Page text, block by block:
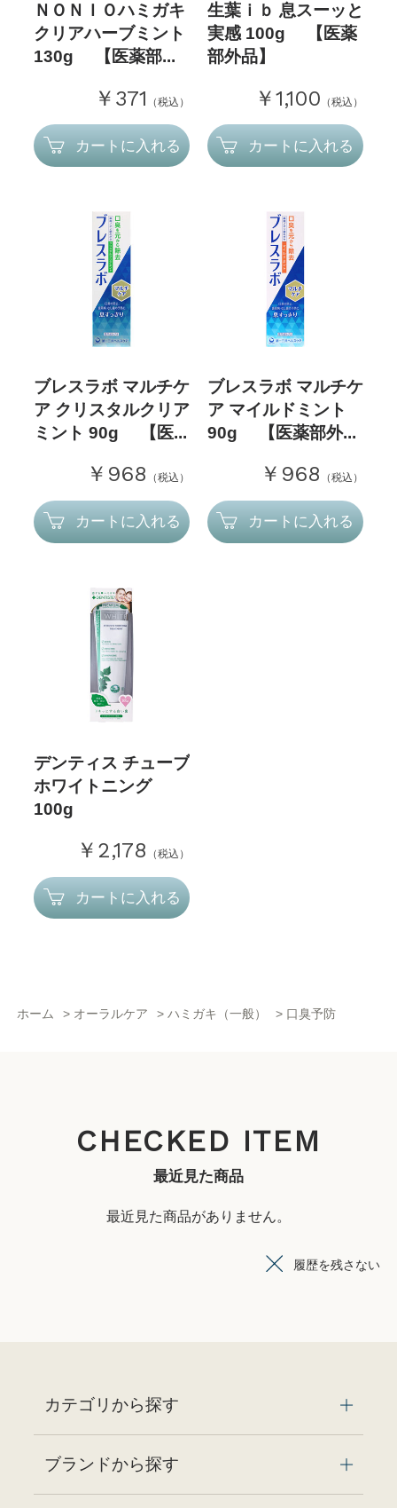
ＮＯＮＩＯハミガキ
クリアハーブミント
130g 【医薬部...
￥371 （税込）
カートに入れる
生葉ｉｂ 息スーッと
実感 100g 【医薬
部外品】
￥1,100 （税込）
カートに入れる
ブレスラボ マルチケ
ア クリスタルクリア
ミント 90g 【医...
￥968 （税込）
カートに入れる
ブレスラボ マルチケ
ア マイルドミント
90g 【医薬部外...
￥968 （税込）
カートに入れる
デンティス チューブ
ホワイトニング
100g
￥2,178 （税込）
カートに入れる
ホーム > オーラルケア >ハミガキ（一般） > 口臭予防
CHECKED ITEM
最近見た商品
最近見た商品がありません。
履歴を残さない
カテゴリから探す
ブランドから探す